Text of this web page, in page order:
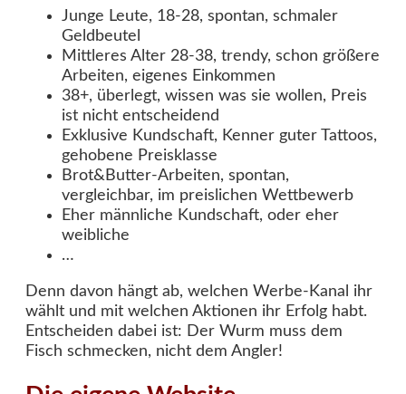
Junge Leute, 18-28, spontan, schmaler
Geldbeutel
Mittleres Alter 28-38, trendy, schon größere
Arbeiten, eigenes Einkommen
38+, überlegt, wissen was sie wollen, Preis
ist nicht entscheidend
Exklusive Kundschaft, Kenner guter Tattoos,
gehobene Preisklasse
Brot&Butter-Arbeiten, spontan,
vergleichbar, im preislichen Wettbewerb
Eher männliche Kundschaft, oder eher
weibliche
…
Denn davon hängt ab, welchen Werbe-Kanal ihr
wählt und mit welchen Aktionen ihr Erfolg habt.
Entscheiden dabei ist: Der Wurm muss dem
Fisch schmecken, nicht dem Angler!